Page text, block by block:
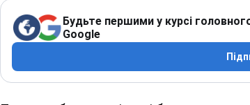
Будьте першими у курсі
Google